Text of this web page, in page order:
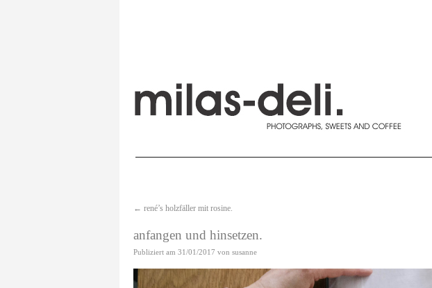
← rené’s holzfäller mit rosine.
anfangen und hinsetzen.
Publiziert am 31/01/2017 von susanne